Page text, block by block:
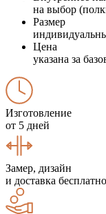
на выбор
Размер
Цена
указана за
Изготовление
от 5 дней
Замер, дизайн
и доставка бесплатно